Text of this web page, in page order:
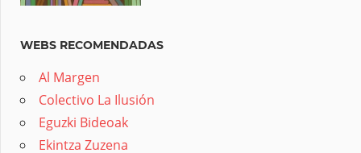
WEBS RECOMENDADAS
Al Margen
Colectivo La Ilusión
Eguzki Bideoak
Ekintza Zuzena